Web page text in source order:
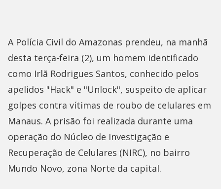
A Polícia Civil do Amazonas prendeu, na manhã
desta terça-feira (2), um homem identificado
como Irlã Rodrigues Santos, conhecido pelos
apelidos "Hack" e "Unlock", suspeito de aplicar
golpes contra vítimas de roubo de celulares em
Manaus. A prisão foi realizada durante uma
operação do Núcleo de Investigação e
Recuperação de Celulares (NIRC), no bairro
Mundo Novo, zona Norte da capital.